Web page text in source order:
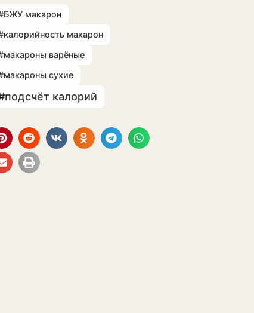
макарон
макарон
варёные
сухие
калорий